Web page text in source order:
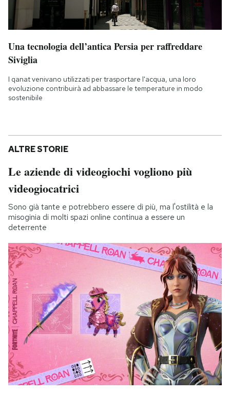
Una tecnologia dell’antica Persia per raffreddare
Siviglia
I qanat venivano utilizzati per trasportare l'acqua, una loro
evoluzione contribuirà ad abbassare le temperature in modo
sostenibile
ALTRE STORIE
Le aziende di videogiochi vogliono più
videogiocatrici
Sono già tante e potrebbero essere di più, ma l'ostilità e la
misoginia di molti spazi online continua a essere un
deterrente